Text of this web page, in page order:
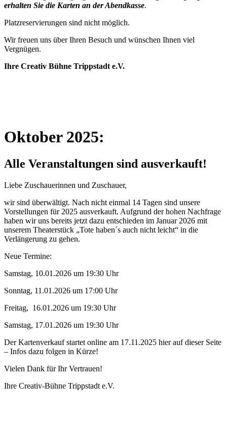
erhalten Sie die Karten an der Abendkasse.
Platzreservierungen sind nicht möglich.
Wir freuen uns über Ihren Besuch und wünschen Ihnen viel
Vergnügen.
Ihre Creativ Bühne Trippstadt e.V.
Oktober 2025:
Alle Veranstaltungen sind ausverkauft!
Liebe Zuschauerinnen und Zuschauer,
wir sind überwältigt. Nach nicht einmal 14 Tagen sind unsere
Vorstellungen für 2025 ausverkauft. Aufgrund der hohen Nachfrage
haben wir uns bereits jetzt dazu entschieden im Januar 2026 mit
unserem Theaterstück „Tote haben´s auch nicht leicht“ in die
Verlängerung zu gehen.
Neue Termine:
Samstag, 10.01.2026 um 19:30 Uhr
Sonntag, 11.01.2026 um 17:00 Uhr
Freitag, 16.01.2026 um 19:30 Uhr
Samstag, 17.01.2026 um 19:30 Uhr
Der Kartenverkauf startet online am 17.11.2025 hier auf dieser Seite
– Infos dazu folgen in Kürze!
Vielen Dank für Ihr Vertrauen!
Ihre Creativ-Bühne Trippstadt e.V.